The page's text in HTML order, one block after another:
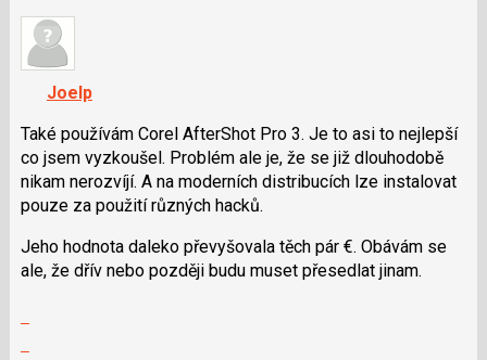
nový
názor.
navigaci
lze
použít
i
klávesy
N
následující
a
Joelp
Také používám Corel AfterShot Pro 3. Je to asi to nejlepší
co jsem vyzkoušel. Problém ale je, že se již dlouhodobě
nikam nerozvíjí. A na moderních distribucích lze instalovat
pouze za použití různých hacků.
Jeho hodnota daleko převyšovala těch pár €. Obávám se
ale, že dřív nebo později budu muset přesedlat jinam.